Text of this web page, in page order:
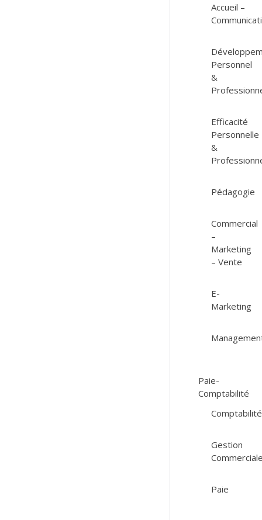
Accueil –
Personnel
&
Efficacité
Personnelle
&
Pédagogie
Commercial
–
Marketing
– Vente
E-
Marketing
Paie-
Comptabilité
Comptabilité
Gestion
Paie